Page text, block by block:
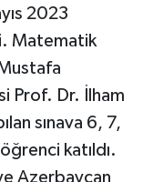
2023
Matematik
Prof. Dr. İlham
sınava 6, 7,
katıldı.
Azerbaycan